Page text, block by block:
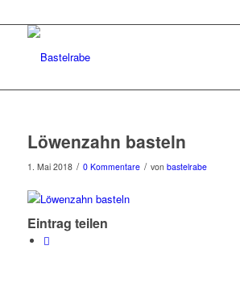
Löwenzahn basteln
1. Mai 2018 / 0 Kommentare / von bastelrabe
Eintrag teilen